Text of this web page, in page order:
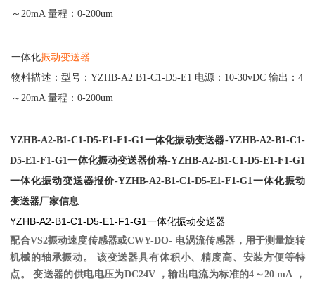
～20mA 量程：0-200um
一体化振动变送器
物料描述：型号：YZHB-A2 B1-C1-D5-E1 电源：10-30vDC 输出：4
～20mA 量程：0-200um
YZHB-A2-B1-C1-D5-E1-F1-G1一体化振动变送器-YZHB-A2-B1-C1-
D5-E1-F1-G1一体化振动变送器价格-YZHB-A2-B1-C1-D5-E1-F1-G1
一体化振动变送器报价-YZHB-A2-B1-C1-D5-E1-F1-G1一体化振动
变送器厂家信息
YZHB-A2-B1-C1-D5-E1-F1-G1一体化振动变送器
配合VS2振动速度传感器或CWY-DO- 电涡流传感器，用于测量旋转
机械的轴承振动。 该变送器具有体积小、精度高、安装方便等特
点。 变送器的供电电压为DC24V ，输出电流为标准的4～20 mA ，